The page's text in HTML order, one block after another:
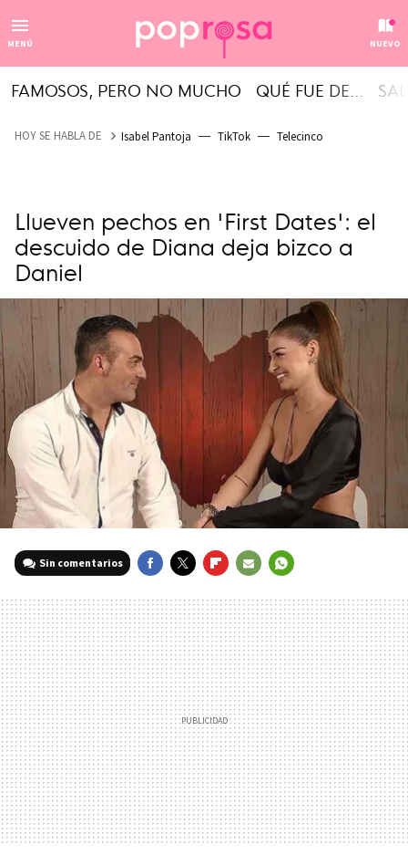
MENÚ NUEVO
FAMOSOS, PERO NO MUCHO QUÉ FUE DE...
HOY SE HABLA DE Isabel Pantoja TikTok Telecinco
Llueven pechos en 'First Dates': el
descuido de Diana deja bizco a
Daniel
Sin comentarios
MAIL